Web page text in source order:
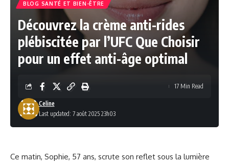
BLOG SANTÉ ET BIEN-ÊTRE
Découvrez la crème anti-rides
plébiscitée par l’UFC Que Choisir
pour un effet anti-âge optimal
Last updated: 7 août 2025 23h03
Celine
17 Min Read
Ce matin, Sophie, 57 ans, scrute son reflet sous la lumière